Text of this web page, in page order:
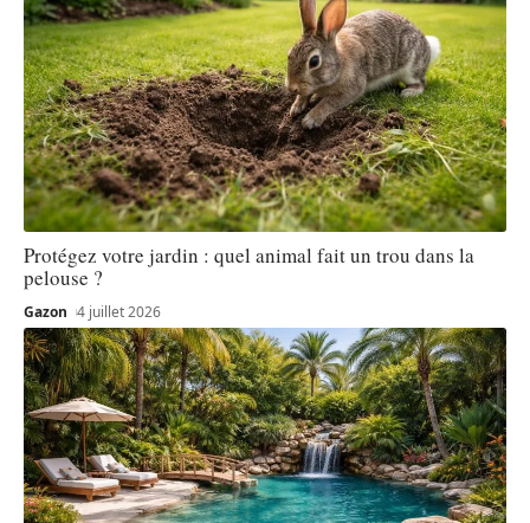
Protégez votre jardin : quel animal fait un trou dans la
pelouse ?
Gazon 4 juillet 2026